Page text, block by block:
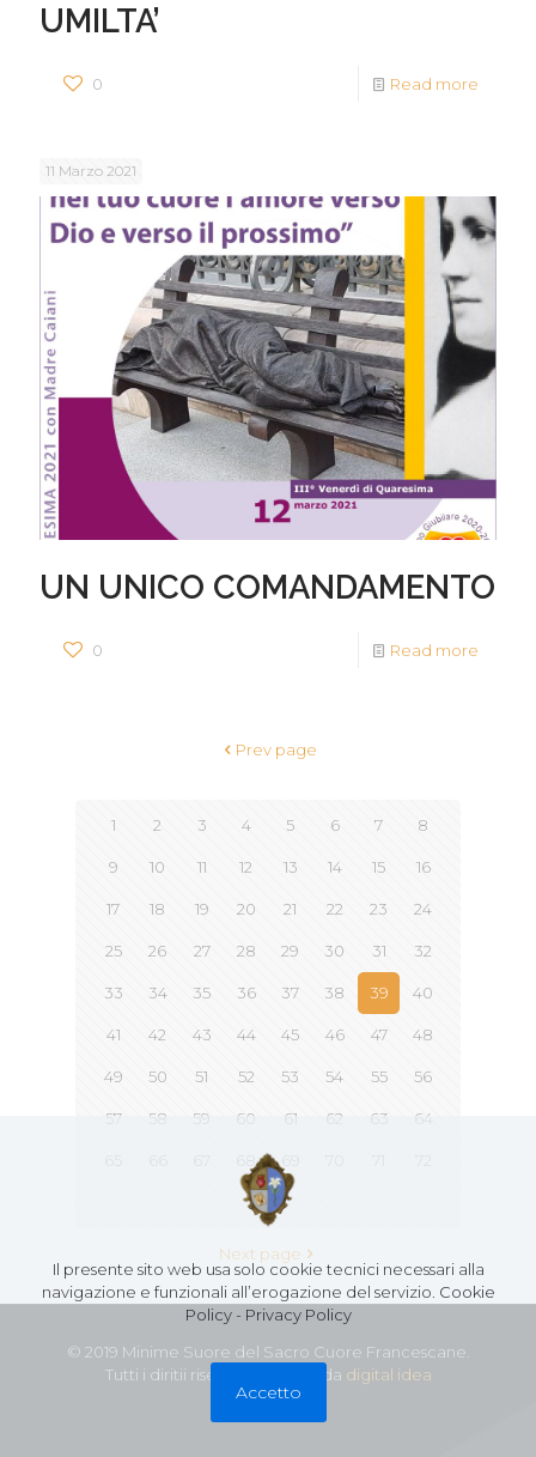
UMILTA’
0 Read more
11 Marzo 2021
UN UNICO COMANDAMENTO
0 Read more
Prev page
1 2 3 4 5 6 7 8
9 10 11 12 13 14 15 16
17 18 19 20 21 22 23 24
25 26 27 28 29 30 31 32
33 34 35 36 37 38 39 40
41 42 43 44 45 46 47 48
49 50 51 52 53 54 55 56
57 58 59 60 61 62 63 64
73
Next page
© 2019 Minime Suore del Sacro Cuore Francescane.
Tutti i diritii riservati - Creato da digital idea
Il presente sito web usa solo cookie tecnici necessari alla
navigazione e funzionali all’erogazione del servizio. Cookie
Policy- Privacy Policy
Accetto